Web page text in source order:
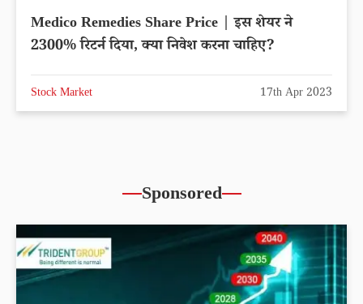
Medico Remedies Share Price | इस शेयर ने
2300% रिटर्न दिया, क्या निवेश करना चाहिए?
Stock Market 17th Apr 2023
Sponsored